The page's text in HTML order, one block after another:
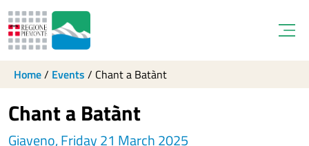
Home/ Events / Chant a Batànt
Chant a Batànt
Giaveno, Friday 21 March 2025